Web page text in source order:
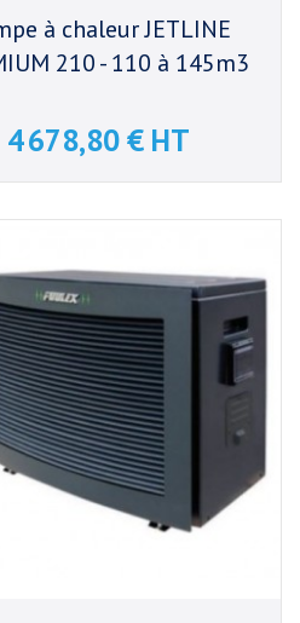
à chaleur JETLINE
210 - 110 à 145m3
Prix
4 678,80 € HT